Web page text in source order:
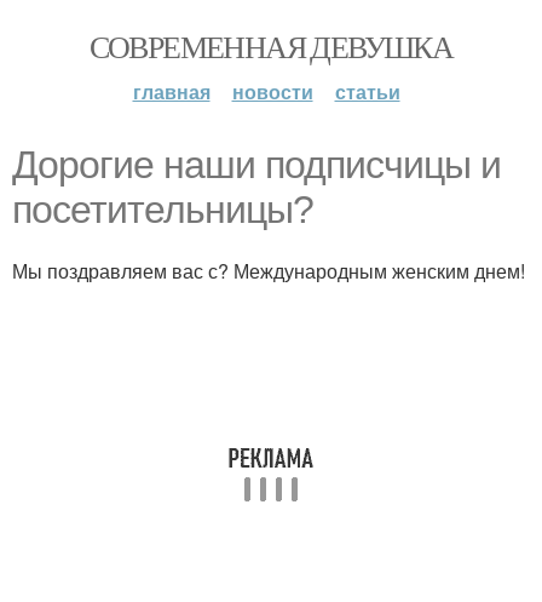
СОВРЕМЕННАЯ ДЕВУШКА
главная новости статьи
Дорогие наши подписчицы и
посетительницы?
Мы поздравляем вас с? Международным женским днем!